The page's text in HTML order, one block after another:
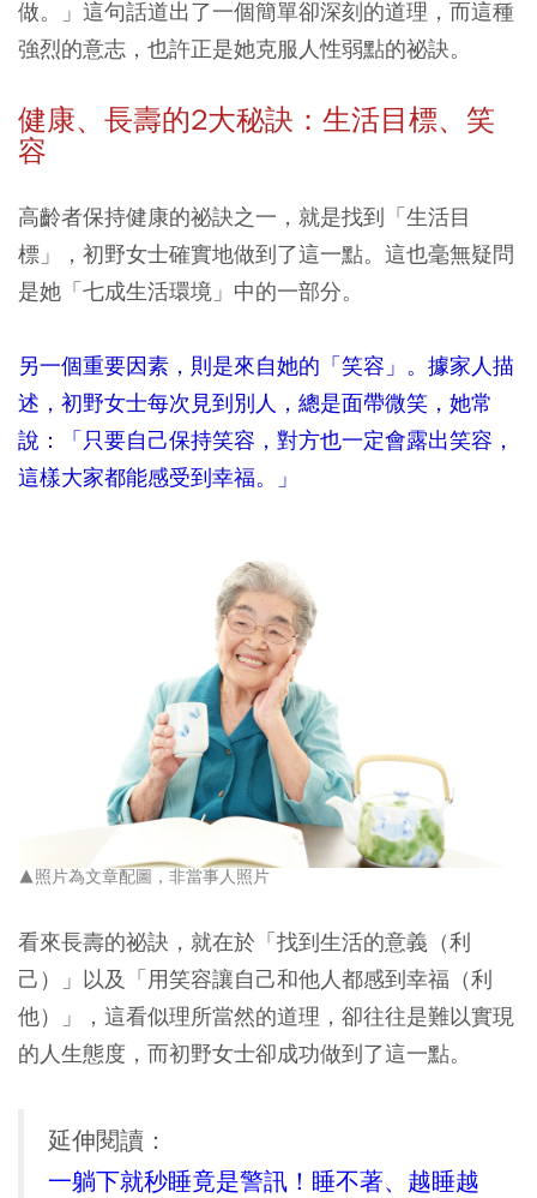
做。」這句話道出了一個簡單卻深刻的道理，而這種
強烈的意志，也許正是她克服人性弱點的祕訣。
健康、長壽的2大秘訣：生活目標、笑
容
高齡者保持健康的祕訣之一，就是找到「生活目
標」，初野女士確實地做到了這一點。這也毫無疑問
是她「七成生活環境」中的一部分。
另一個重要因素，則是來自她的「笑容」。據家人描
述，初野女士每次見到別人，總是面帶微笑，她常
說：「只要自己保持笑容，對方也一定會露出笑容，
這樣大家都能感受到幸福。」
▲照片為文章配圖，非當事人照片
看來長壽的祕訣，就在於「找到生活的意義（利
己）」以及「用笑容讓自己和他人都感到幸福（利
他）」，這看似理所當然的道理，卻往往是難以實現
的人生態度，而初野女士卻成功做到了這一點。
延伸閱讀：
一躺下就秒睡竟是警訊！睡不著、越睡越